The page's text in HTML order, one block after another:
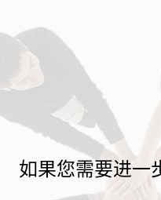
如果您需要进一